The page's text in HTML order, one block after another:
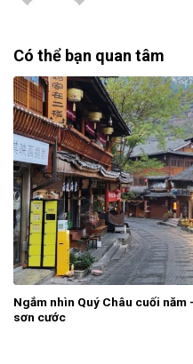
Có thể bạn quan tâm
Ngắm nhìn Quý Châu cuối năm
sơn cước